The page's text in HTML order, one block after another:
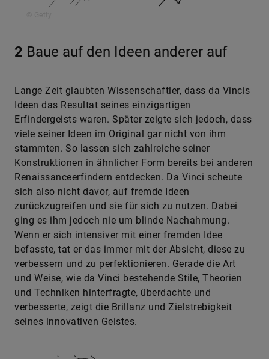
2 Baue auf den Ideen anderer auf
Lange Zeit glaubten Wissenschaftler, dass da Vincis
Ideen das Resultat seines einzigartigen
Erfindergeists waren. Später zeigte sich jedoch, dass
viele seiner Ideen im Original gar nicht von ihm
stammten. So lassen sich zahlreiche seiner
Konstruktionen in ähnlicher Form bereits bei anderen
Renaissanceerfindern entdecken. Da Vinci scheute
sich also nicht davor, auf fremde Ideen
zurückzugreifen und sie für sich zu nutzen. Dabei
ging es ihm jedoch nie um blinde Nachahmung.
Wenn er sich intensiver mit einer fremden Idee
befasste, tat er das immer mit der Absicht, diese zu
verbessern und zu perfektionieren. Gerade die Art
und Weise, wie da Vinci bestehende Stile, Theorien
und Techniken hinterfragte, überdachte und
verbesserte, zeigt die Brillanz und Zielstrebigkeit
seines innovativen Geistes.